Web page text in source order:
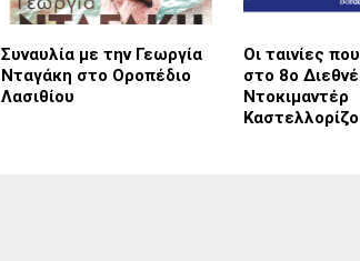
Συναυλία με την Γεωργία
Νταγάκη στο Οροπέδιο
Λασιθίου
Οι ταινίες
στο 8ο
Ντοκιμαντέρ